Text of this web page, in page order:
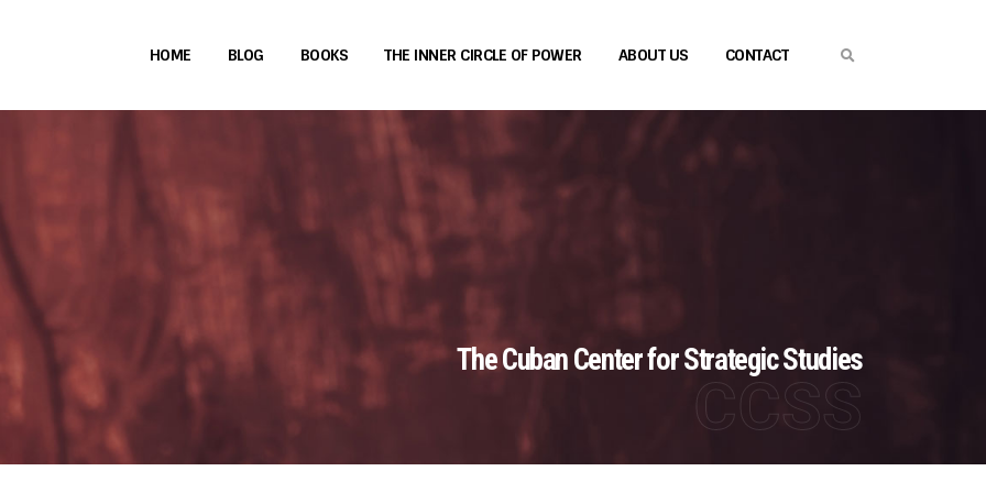
HOME BLOG BOOKS THE INNER CIRCLE OF POWER ABOUT US CONTACT
CCSS
The Cuban Center for Strategic Studies